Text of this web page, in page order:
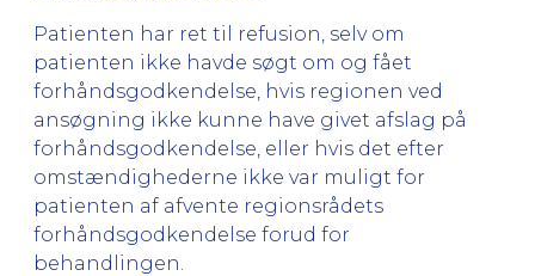
Patienten har ret til refusion, selv om
patienten ikke havde søgt om og fået
forhåndsgodkendelse, hvis regionen ved
ansøgning ikke kunne have givet afslag på
forhåndsgodkendelse, eller hvis det efter
omstændighederne ikke var muligt for
patienten af afvente regionsrådets
forhåndsgodkendelse forud for
behandlingen.